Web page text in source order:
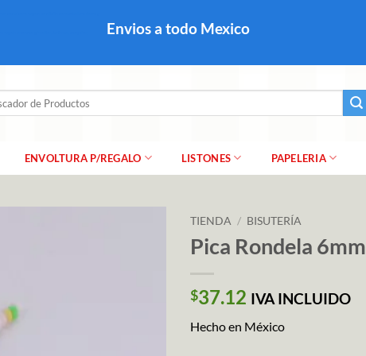
Envios a todo Mexico
ENVOLTURA P/REGALO LISTONES PAPELERIA
TIENDA / BISUTERÍA
Pica Rondela 6mm
$37.12 IVA INCLUIDO
Hecho en México